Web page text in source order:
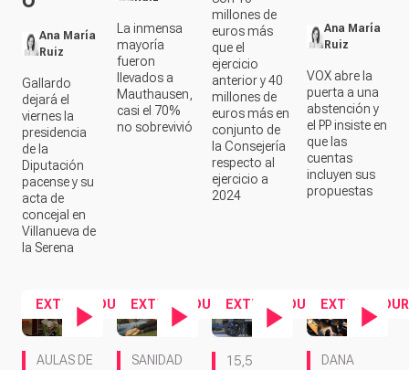
Ana María
Ruiz
Gallardo
dejará el
viernes la
presidencia
de la
Diputación
pacense y su
acta de
concejal en
Villanueva de
la Serena
La inmensa
mayoría
fueron
llevados a
Mauthausen,
casi el 70%
no sobrevivió
millones de
euros más
que el
ejercicio
anterior y 40
millones de
euros más en
conjunto de
la Consejería
respecto al
ejercicio a
2024
Ana María
Ruiz
VOX abre la
puerta a una
abstención y
el PP insiste en
que las
cuentas
incluyen sus
propuestas
EXTREMADURA
AULAS DE
EXTREMADURA
SANIDAD
EXTREMADURA
Contenido en vídeo
15,5
DANA